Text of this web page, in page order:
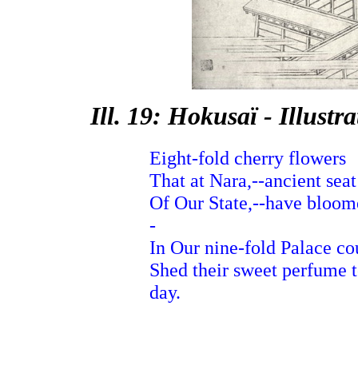
Ill. 19: Hokusaï -
Eight-fold cherry flowers
That at Nara,--ancient seat
Of Our State,--have
-
In Our nine-fold Palace
Shed their sweet perfume
day.